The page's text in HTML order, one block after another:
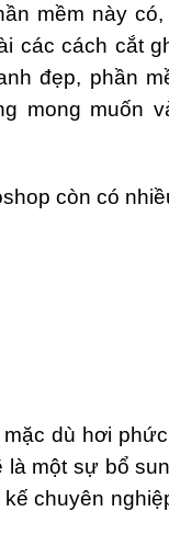
mềm này
các cách cắt
đẹp, phần
mong muốn
còn có
dù hơi
một sự bổ
chuyên